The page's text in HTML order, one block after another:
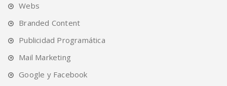
Webs
Branded Content
Publicidad Programática
Mail Marketing
Google y Facebook